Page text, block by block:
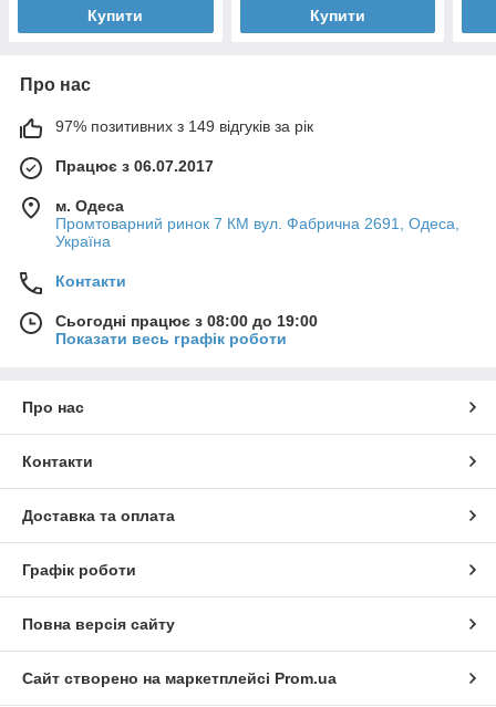
Купити Купити
Про нас
97% позитивних з 149 відгуків за рік
Працює з 06.07.2017
м. Одеса
Промтоварний ринок 7 КМ вул. Фабрична 2691, Одеса,
Україна
Контакти
Сьогодні працює з 08:00 до 19:00
Показати весь графік роботи
Про нас
Контакти
Доставка та оплата
Графік роботи
Повна версія сайту
Сайт створено на маркетплейсі Prom.ua